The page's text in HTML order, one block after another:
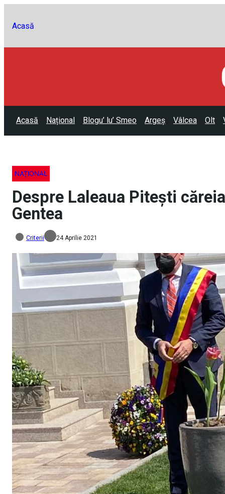
Acasă
Acasă Național Blogu’ lu’ Smeo Argeș Vâlcea Olt
NAȚIONAL
Despre Laleaua Pitești
Gentea
Criterii 24 Aprilie 2021